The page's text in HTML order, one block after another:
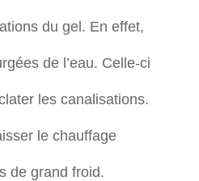
du gel. En effet,
de l’eau. Celle-ci
les canalisations.
le chauffage
de grand froid.